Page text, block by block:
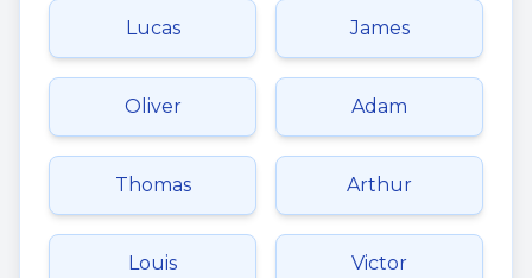
Lucas James
Oliver Adam
Thomas Arthur
Louis Victor